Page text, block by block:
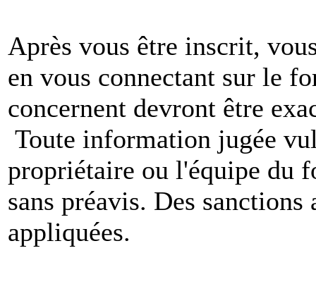
Après vous être inscrit,
en vous connectant sur le
concernent devront être
Toute information jugée
propriétaire ou l'équipe du
sans préavis. Des
appliquées.